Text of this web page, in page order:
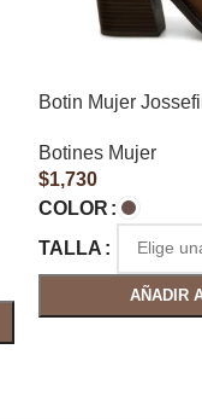
Botin Mujer
Botines Mujer
$1,730
COLOR
TALLA
AÑADIR